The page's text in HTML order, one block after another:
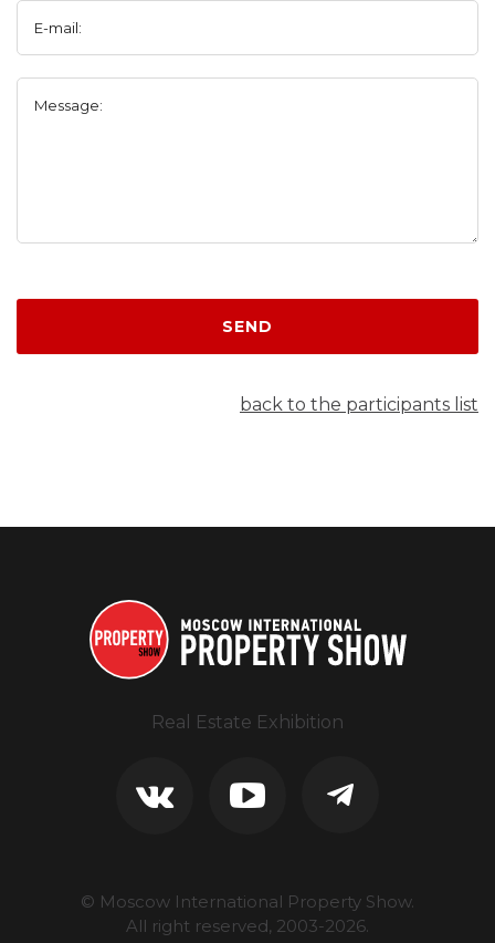
E-mail:
Message:
SEND
back to the participants list
Real Estate Exhibition
© Moscow International Property Show.
All right reserved, 2003-2026.